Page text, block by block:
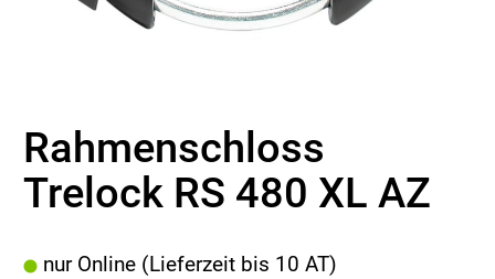
Rahmenschloss
Trelock RS 480 XL AZ
nur Online (Lieferzeit bis 10 AT)